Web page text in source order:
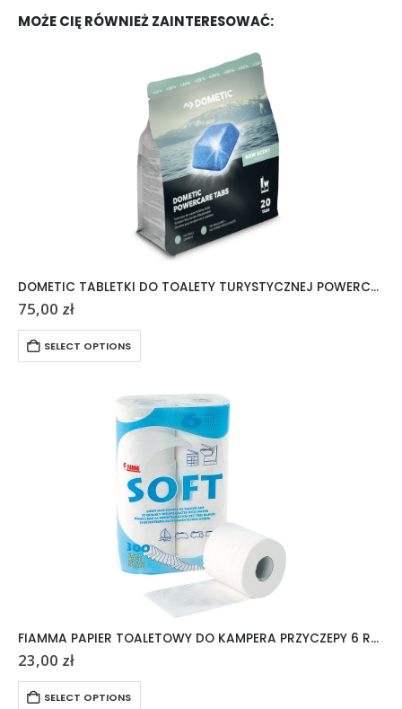
MOŻE CIĘ RÓWNIEŻ ZAINTERESOWAĆ:
DOMETIC TABLETKI DO TOALETY TURYSTYCZNEJ POWERCARE TABS 20 SZTUK
75,00 zł
SELECT OPTIONS
FIAMMA PAPIER TOALETOWY DO KAMPERA PRZYCZEPY 6 ROLEK
23,00 zł
SELECT OPTIONS